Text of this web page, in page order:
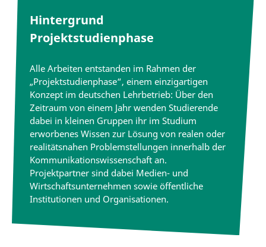
Hintergrund
Projektstudienphase
Alle Arbeiten entstanden im Rahmen der
„Projektstudienphase“, einem einzigartigen
Konzept im deutschen Lehrbetrieb: Über den
Zeitraum von einem Jahr wenden Studierende
dabei in kleinen Gruppen ihr im Studium
erworbenes Wissen zur Lösung von realen oder
realitätsnahen Problemstellungen innerhalb der
Kommunikationswissenschaft an.
Projektpartner sind dabei Medien- und
Wirtschaftsunternehmen sowie öffentliche
Institutionen und Organisationen.